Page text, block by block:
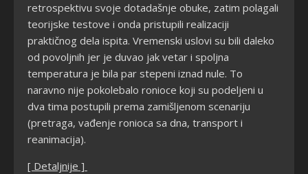
retrospektivu svoje dotadašnje obuke, zatim polagali
teorijske testove i onda pristupili realizaciji
praktičnog dela ispita. Vremenski uslovi su bili daleko
od povoljnih jer je duvao jak vetar i spoljna
temperatura je bila par stepeni iznad nule. To
naravno nije pokolebalo ronioce koji su podeljeni u
dva tima postupili prema zamišljenom scenariju
(pretraga, vađenje ronioca sa dna, transport i
reanimacija).
[ Detaljnije ]